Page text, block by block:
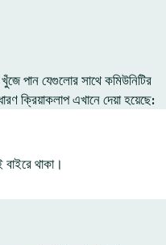
পান যেগুলোর সাথে কমিউনিটির
ক্রিয়াকলাপ এখানে দেয়া হয়েছে:
বাইরে থাকা।